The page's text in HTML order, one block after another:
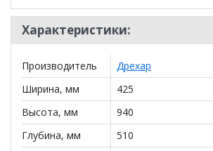
*Дополнительную информацию о том,
Стул Бистро светло-голубой
менеджера по телефону
**Цены на официальном сайте
действительны только для интернет-
могут отличаться от цен в розничных
салонах сети!
Характеристики:
Производитель
Дрехар
Ширина, мм
425
Высота, мм
940
Глубина, мм
510